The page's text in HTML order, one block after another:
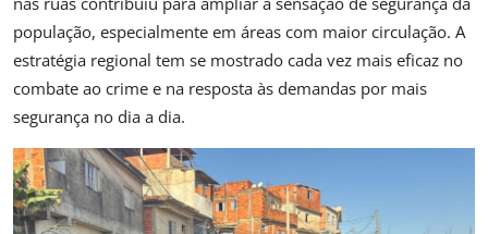
população, especialmente em áreas com maior circulação. A
estratégia regional tem se mostrado cada vez mais eficaz no
combate ao crime e na resposta às demandas por mais
segurança no dia a dia.